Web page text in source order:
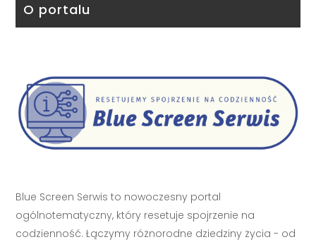
O portalu
Blue Screen Serwis to nowoczesny portal
ogólnotematyczny, który resetuje spojrzenie na
codzienność. Łączymy różnorodne dziedziny życia - od